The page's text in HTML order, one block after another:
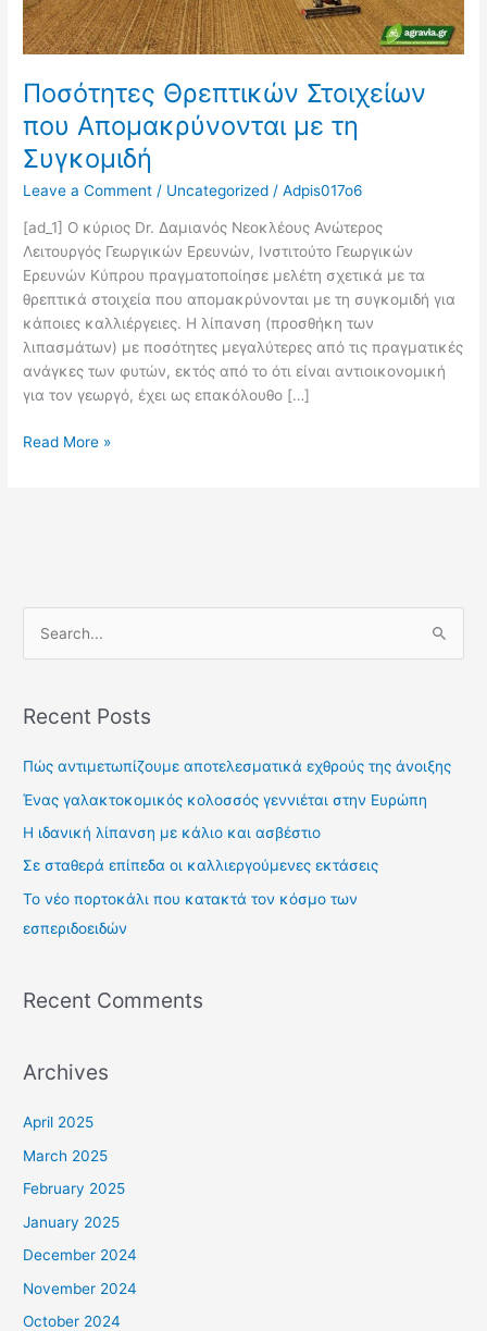
Ποσότητες Θρεπτικών Στοιχείων
που Απομακρύνονται με τη
Συγκομιδή
Leave a Comment / Uncategorized /Adpis017o6
[ad_1] Ο κύριος Dr. Δαμιανός Νεοκλέους Ανώτερος
Λειτουργός Γεωργικών Ερευνών, Ινστιτούτο Γεωργικών
Ερευνών Κύπρου πραγματοποίησε μελέτη σχετικά με τα
θρεπτικά στοιχεία που απομακρύνονται με τη συγκομιδή για
κάποιες καλλιέργειες. Η λίπανση (προσθήκη των
λιπασμάτων) με ποσότητες μεγαλύτερες από τις πραγματικές
ανάγκες των φυτών, εκτός από το ότι είναι αντιοικονομική
για τον γεωργό, έχει ως επακόλουθο […]
Read More »
r
o
r
:
Recent Posts
Πώς αντιμετωπίζουμε αποτελεσματικά εχθρούς της άνοιξης
Ένας γαλακτοκομικός κολοσσός γεννιέται στην Ευρώπη
Η ιδανική λίπανση με κάλιο και ασβέστιο
Σε σταθερά επίπεδα οι καλλιεργούμενες εκτάσεις
Το νέο πορτοκάλι που κατακτά τον κόσμο των
εσπεριδοειδών
Recent Comments
Archives
April 2025
March 2025
February 2025
January 2025
December 2024
November 2024
October 2024